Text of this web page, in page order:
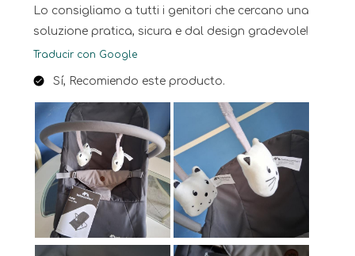
Lo consigliamo a tutti i genitori che cercano una
soluzione pratica, sicura e dal design gradevole!
Traducir con Google
Sí, Recomiendo este producto.